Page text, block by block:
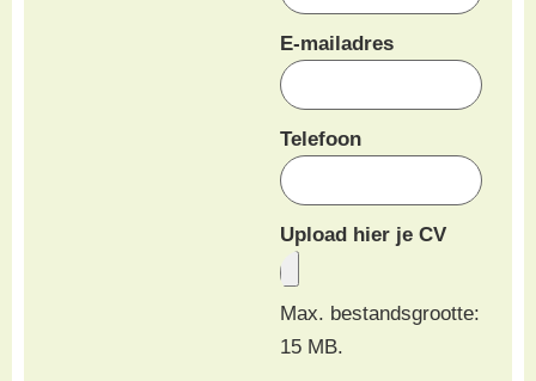
E-mailadres
Telefoon
Upload hier je CV
Max. bestandsgrootte:
15 MB.